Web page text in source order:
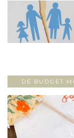
DE BUDGET